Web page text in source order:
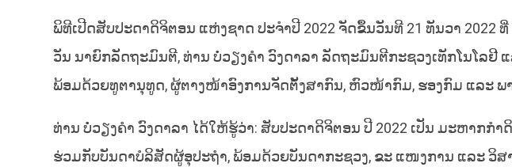
ພິທີເປີດສັບປະດາດິຈິຕອນ ແຫ່ງຊາດ ປະຈຳປີ 2022 ຈັດຂຶ້ນວັນທີ 21 ທັນວາ 2022
ວັນ ນາຍົກລັດຖະມົນຕີ, ທ່ານ ບໍ່ວຽງຄຳ ວົງດາລາ ລັດຖະມົນຕີກະຊວງເທັກໂນໂລຢີ
ພ້ອມດ້ວຍທູຕານຸທູດ, ຜູ້ຕາງໜ້າອົງການຈັດຕັ້ງສາກົນ, ຫົວໜ້າກົມ, ຮອງກົມ ແລະ ພ
ທ່ານ ບໍ່ວຽງຄຳ ວົງດາລາ ໄດ້ໃຫ້ຮູ້ວ່າ: ສັບປະດາດິຈິຕອນ ປີ 2022 ເປັນ ມະຫາກກ
ຮ່ວມກັບບັນດາບໍລິສັດຜູ້ອຸປະຖໍາ, ພ້ອມດ້ວຍບັນດາກະຊວງ, ຂະ ແໜງການ ແລະ ວິ